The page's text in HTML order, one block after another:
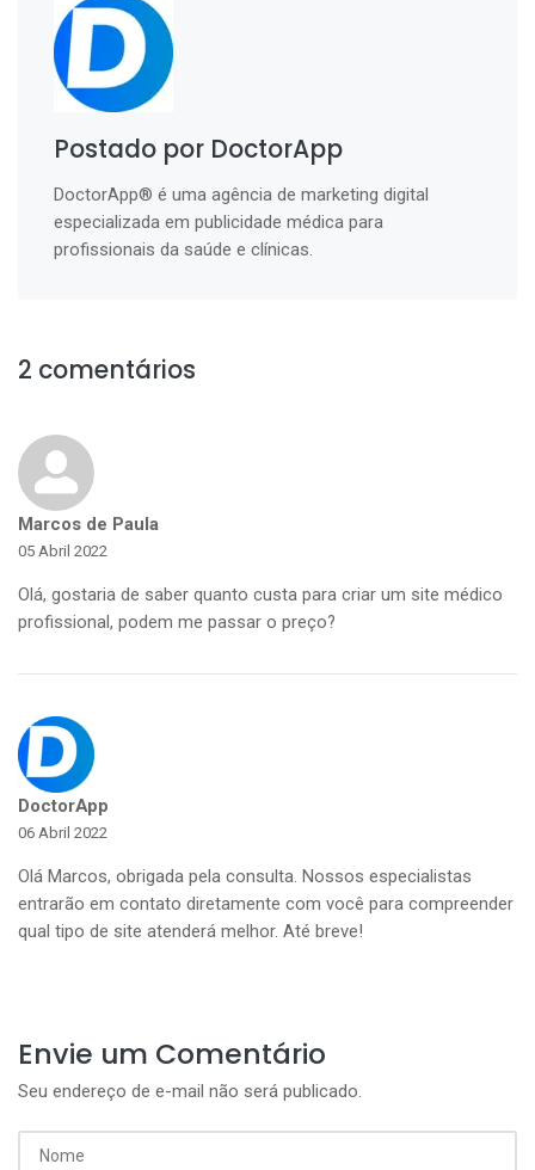
Postado por DoctorApp
DoctorApp® é uma agência de marketing digital
especializada em publicidade médica para
profissionais da saúde e clínicas.
2 comentários
Marcos de Paula
05 Abril 2022
Olá, gostaria de saber quanto custa para criar um site médico
profissional, podem me passar o preço?
DoctorApp
06 Abril 2022
Olá Marcos, obrigada pela consulta. Nossos especialistas
entrarão em contato diretamente com você para compreender
qual tipo de site atenderá melhor. Até breve!
Envie um Comentário
Seu endereço de e-mail não será publicado.